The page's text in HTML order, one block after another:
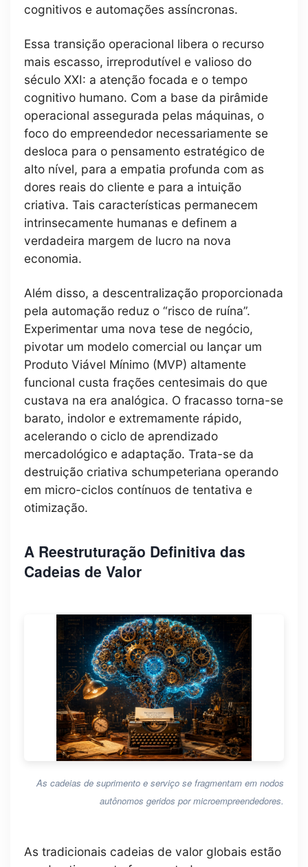
cognitivos e automações assíncronas.
Essa transição operacional libera o recurso
mais escasso, irreprodutível e valioso do
século XXI: a atenção focada e o tempo
cognitivo humano. Com a base da pirâmide
operacional assegurada pelas máquinas, o
foco do empreendedor necessariamente se
desloca para o pensamento estratégico de
alto nível, para a empatia profunda com as
dores reais do cliente e para a intuição
criativa. Tais características permanecem
intrinsecamente humanas e definem a
verdadeira margem de lucro na nova
economia.
Além disso, a descentralização proporcionada
pela automação reduz o “risco de ruína”.
Experimentar uma nova tese de negócio,
pivotar um modelo comercial ou lançar um
Produto Viável Mínimo (MVP) altamente
funcional custa frações centesimais do que
custava na era analógica. O fracasso torna-se
barato, indolor e extremamente rápido,
acelerando o ciclo de aprendizado
mercadológico e adaptação. Trata-se da
destruição criativa schumpeteriana operando
em micro-ciclos contínuos de tentativa e
otimização.
A Reestruturação Definitiva das
Cadeias de Valor
As cadeias de suprimento e serviço se fragmentam em nodos
autônomos geridos por microempreendedores.
As tradicionais cadeias de valor globais estão